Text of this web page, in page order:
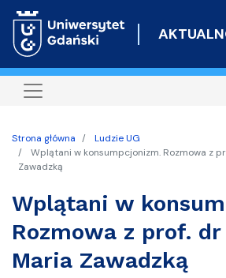
do
Strona główna
Ludzie UG
Wplątani w konsumpcjonizm. Rozmowa z
Zawadzką
Wplątani w
Rozmowa z prof.
Maria Zawadzką